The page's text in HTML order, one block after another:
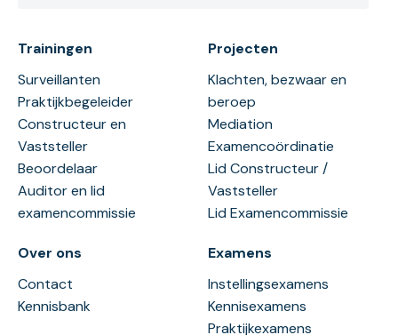
Trainingen
Surveillanten
Praktijkbegeleider
Constructeur en
Vaststeller
Beoordelaar
Auditor en lid
examencommissie
Projecten
Klachten, bezwaar en
beroep
Mediation
Examencoördinatie
Lid Constructeur /
Vaststeller
Lid Examencommissie
Over ons
Contact
Kennisbank
Examens
Instellingsexamens
Kennisexamens
Praktijkexamens